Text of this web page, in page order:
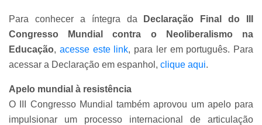
Para conhecer a íntegra da
Declaração Final do III
Congresso Mundial contra o Neoliberalismo na
Educação, acesse este link, para ler em português. Para
acessar a Declaração em espanhol, clique aqui.
Apelo mundial à resistência
O III Congresso Mundial também aprovou um apelo para
impulsionar um processo internacional de articulação